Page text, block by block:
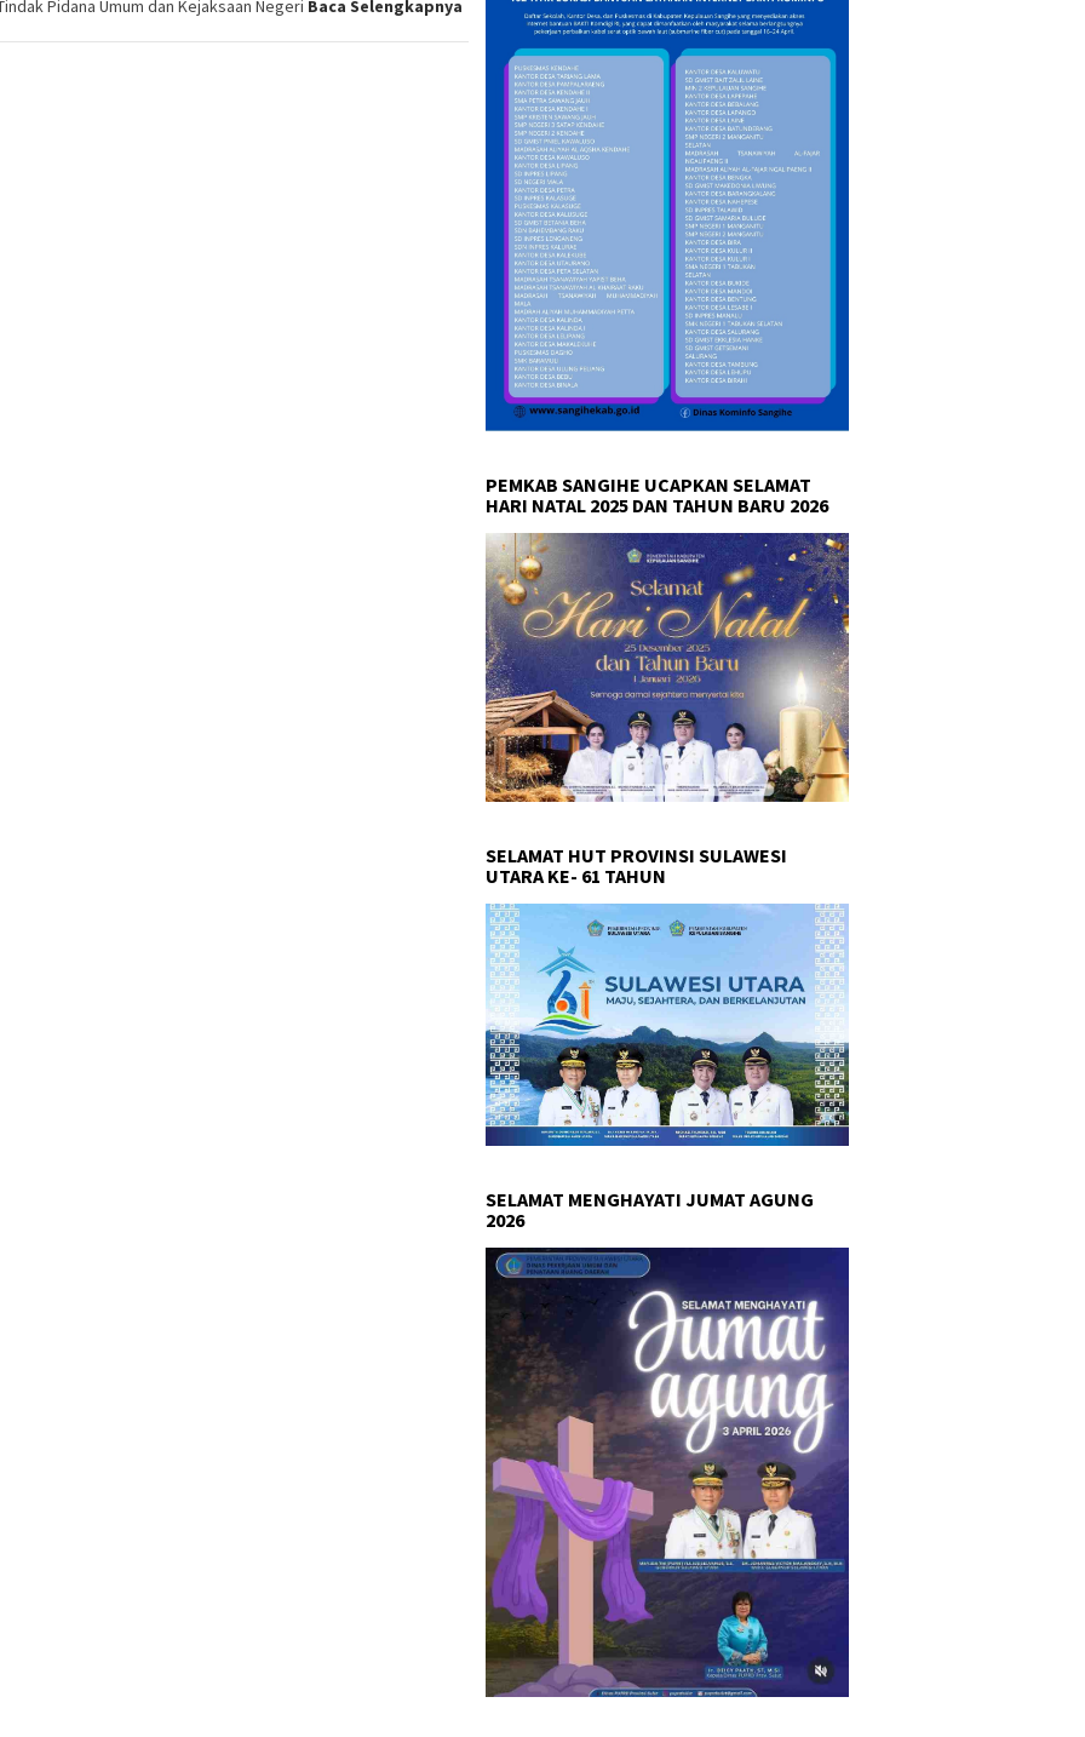
Pidana Umum dan Kejaksaan Negeri Baca Selengkapnya
PEMKAB SANGIHE UCAPKAN SELAMAT
HARI NATAL 2025 DAN TAHUN BARU 2026
SELAMAT HUT PROVINSI SULAWESI
UTARA KE- 61 TAHUN
SELAMAT MENGHAYATI JUMAT AGUNG
2026